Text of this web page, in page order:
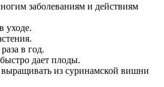
заболеваниям и действиям
уходе.
в год.
дает плоды.
из суринамской вишни